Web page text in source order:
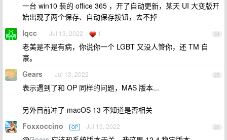
一台 win10 装的 office 365 ，开了自动更新，某天 UI 大变版开
始出现了两个保存、自动保存按钮，去不掉
24
lqcc Jul 13, 2022 1
老美是不是有病，你说你一个 LGBT 又没人管你，还 TM 自
豪。
25
Gears Jul 13, 2022
表示遇到了和 OP 同样的问题，MAS 版本...
另外目前冲了 macOS 13 不知道是否相关
26
Foxxoccino OP Jul 13, 2022